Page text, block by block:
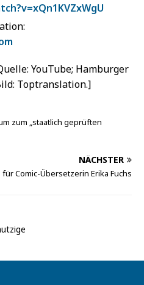
YouTube; Hamburger
Toptranslation.]
zum „staatlich geprüften
NÄCHSTER
Comic-Übersetzerin Erika Fuchs